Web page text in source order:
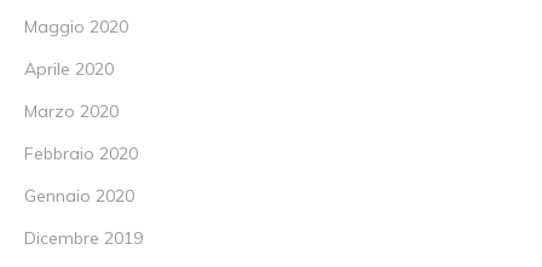
Maggio 2020
Aprile 2020
Marzo 2020
Febbraio 2020
Gennaio 2020
Dicembre 2019